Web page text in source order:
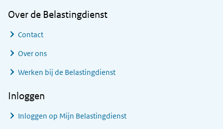
Over de Belastingdienst
Contact
Over ons
Werken bij de Belastingdienst
Inloggen
Inloggen op Mijn Belastingdienst